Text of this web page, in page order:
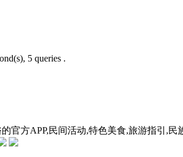
5 queries .
官方APP,民间活动,特色美食,旅游指引,